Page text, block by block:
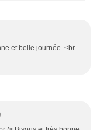
et belle journée. <br